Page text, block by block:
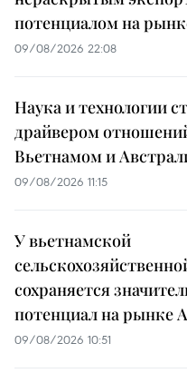
потенциалом на
09/08/2026 22:08
Наука и технологии
драйвером
Вьетнамом и
09/08/2026 11:15
У вьетнамской
сохраняется
потенциал на рынке
09/08/2026 10:51